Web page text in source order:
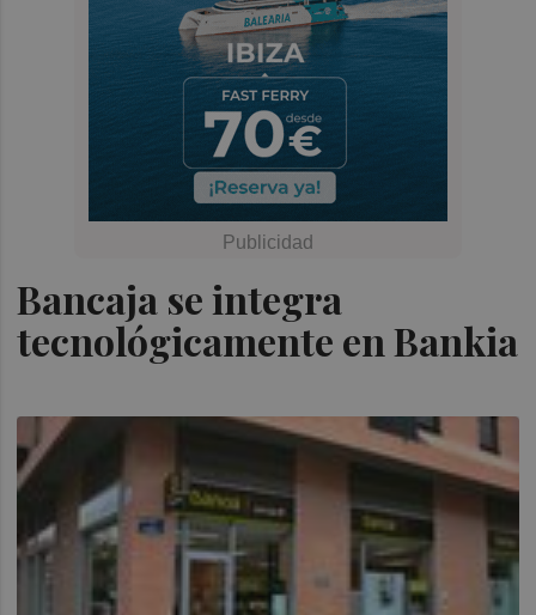
Bancaja se integra
tecnológicamente en Bankia